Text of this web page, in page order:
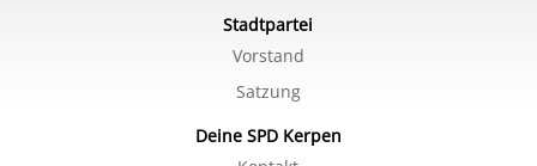
Stadtpartei
Vorstand
Satzung
Deine SPD Kerpen